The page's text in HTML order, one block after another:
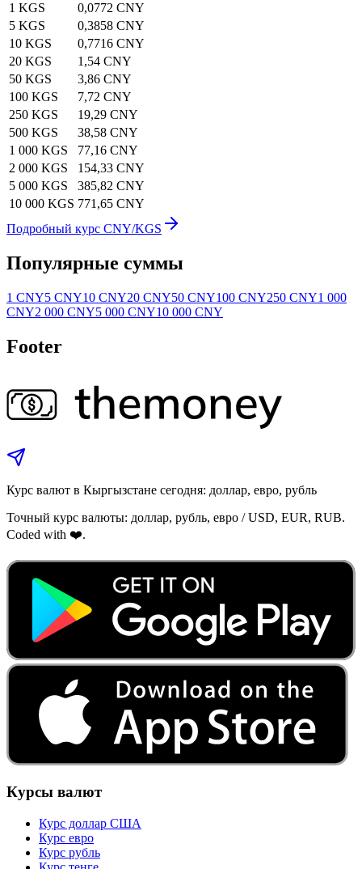
1 KGS
0,0772 CNY
5 KGS
0,3858 CNY
10 KGS
0,7716 CNY
20 KGS
1,54 CNY
50 KGS
3,86 CNY
100 KGS
7,72 CNY
250 KGS
19,29 CNY
500 KGS
38,58 CNY
1 000 KGS
77,16 CNY
2 000 KGS
154,33 CNY
5 000 KGS
385,82 CNY
10 000 KGS 771,65 CNY
Подробный курс CNY/KGS
Популярные суммы
1 CNY5 CNY10 CNY20 CNY50 CNY100 CNY250 CNY1 000
CNY2 000 CNY5 000 CNY10 000 CNY
Footer
Курс валют в Кыргызстане сегодня: доллар, евро, рубль
Точный курс валюты: доллар, рубль, евро / USD, EUR, RUB.
Coded with ❤️.
Курсы валют
Курс доллар США
Курс евро
Курс рубль